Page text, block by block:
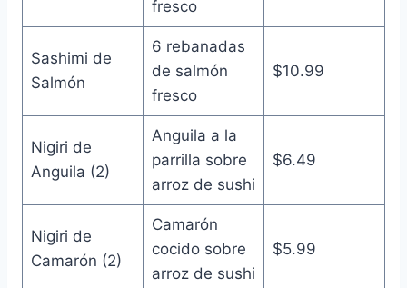
fresco
Sashimi de
Salmón
6 rebanadas
de salmón
fresco
$10.99
Nigiri de
Anguila (2)
Anguila a la
parrilla sobre
arroz de sushi
$6.49
Nigiri de
Camarón (2)
Camarón
cocido sobre
arroz de sushi
$5.99